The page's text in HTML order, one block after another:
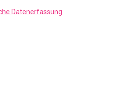
Datenerfassung